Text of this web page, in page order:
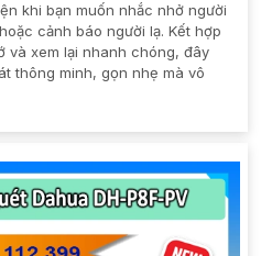
khi bạn muốn nhắc nhở người
cảnh báo người lạ. Kết hợp
và xem lại nhanh chóng, đây
thông minh, gọn nhẹ mà vô